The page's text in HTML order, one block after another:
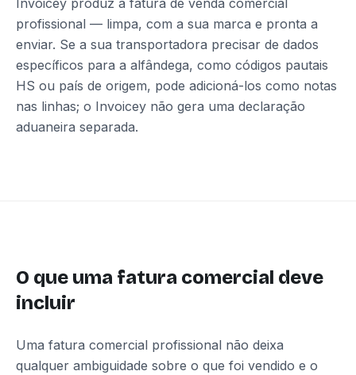
Invoicey produz a fatura de venda comercial
profissional — limpa, com a sua marca e pronta a
enviar. Se a sua transportadora precisar de dados
específicos para a alfândega, como códigos pautais
HS ou país de origem, pode adicioná-los como notas
nas linhas; o Invoicey não gera uma declaração
aduaneira separada.
O que uma fatura comercial deve
incluir
Uma fatura comercial profissional não deixa
qualquer ambiguidade sobre o que foi vendido e o